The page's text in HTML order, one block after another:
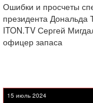
Ошибки и просчеты
президента Дональда
ITON.TV Сергей
офицер запаса
15 июль 2024